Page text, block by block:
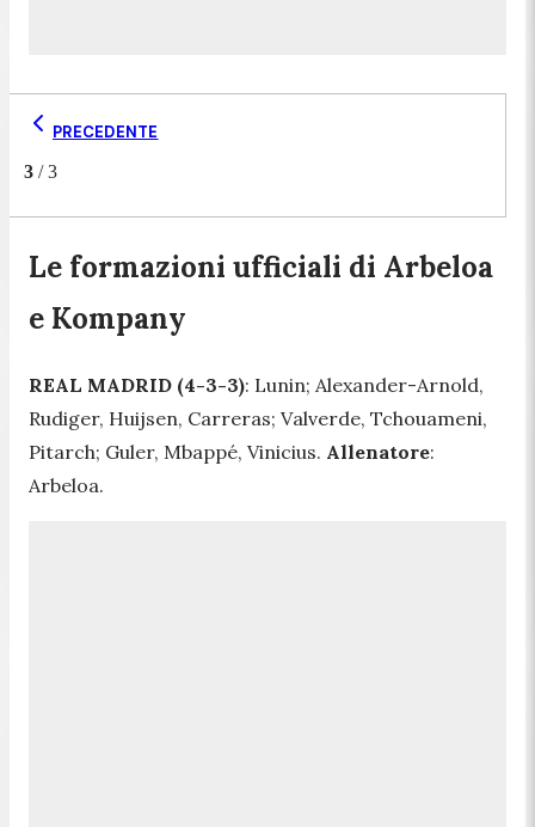
PRECEDENTE
3 /3
Le formazioni ufficiali di Arbeloa
e Kompany
REAL MADRID (4-3-3): Lunin; Alexander-Arnold,
Rudiger, Huijsen, Carreras; Valverde, Tchouameni,
Pitarch; Guler, Mbappé, Vinicius. Allenatore:
Arbeloa.